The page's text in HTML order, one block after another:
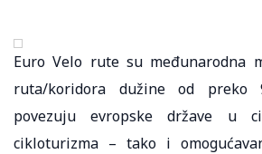
Euro Velo rute su međunarodna
ruta/koridora dužine od preko
povezuju evropske države u
cikloturizma – tako i